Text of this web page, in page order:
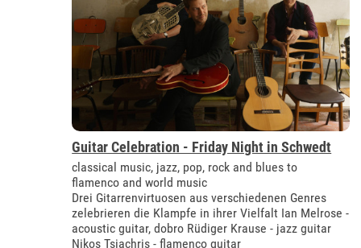
Guitar Celebration - Friday Night in Schwedt
classical music, jazz, pop, rock and blues to
flamenco and world music
Drei Gitarrenvirtuosen aus verschiedenen Genres
zelebrieren die Klampfe in ihrer Vielfalt Ian Melrose -
acoustic guitar, dobro Rüdiger Krause - jazz guitar
Nikos Tsiachris - flamenco guitar